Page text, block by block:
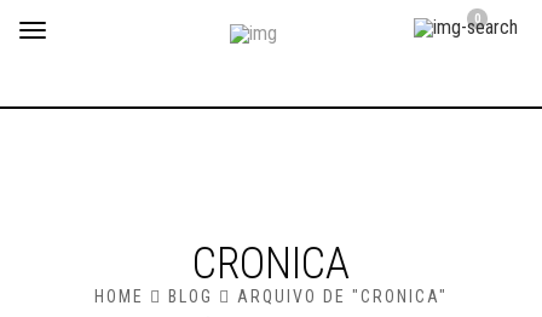
Toggle
0
CRONICA
HOME BLOG
ARQUIVO DE "CRONICA"